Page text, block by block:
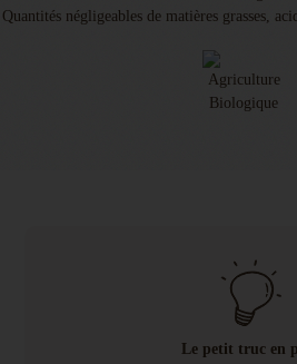
Quantités négligeables de matières grasses,
Le petit truc en